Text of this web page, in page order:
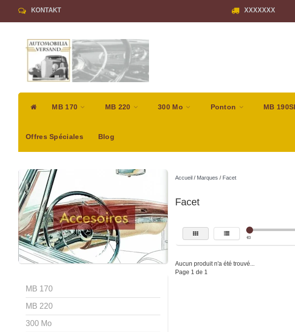
KONTAKT XXXXXXX
MB 170 MB 220 300 Mo Ponton MB
Offres Spéciales Blog
MB 170
MB 220
300 Mo
Accueil/ Marques / Facet
Facet
€0
Aucun produit n'a été trouvé...
Page 1 de 1